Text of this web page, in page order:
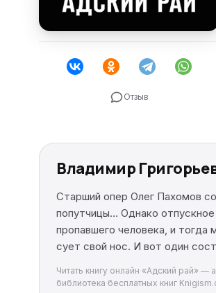
Отзыв
Владимир
Старший опер Олег Пахомов
попутчицы… Однако
пропавшего человека, и
сует свой нос. И вот один
Читать книгу онлайн «Адский рай»
библиотека бесплатных книг